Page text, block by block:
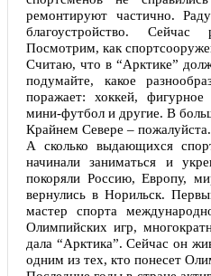
ремонтируют частично.
благоустройство.
Посмотрим, как
Считаю, что в “Арктике”
подумайте, какое
поражает: хоккей, фигурное
мини-футбол и другие. В
Крайнем Севере – пожалуйста.
А сколько выдающихся
начинали заниматься и
покоряли Россию, Европу,
вернулись в Норильск.
мастер спорта
Олимпийских игр,
дала “Арктика”. Сейчас он
одним из тех, кто понесет